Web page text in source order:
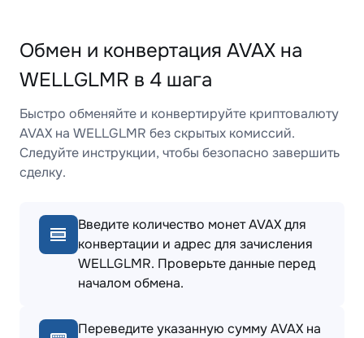
Обмен и конвертация AVAX на
WELLGLMR в 4 шага
Быстро обменяйте и конвертируйте криптовалюту
AVAX на WELLGLMR без скрытых комиссий.
Следуйте инструкции, чтобы безопасно завершить
сделку.
Введите количество монет AVAX для
конвертации и адрес для зачисления
WELLGLMR. Проверьте данные перед
началом обмена.
Переведите указанную сумму AVAX на